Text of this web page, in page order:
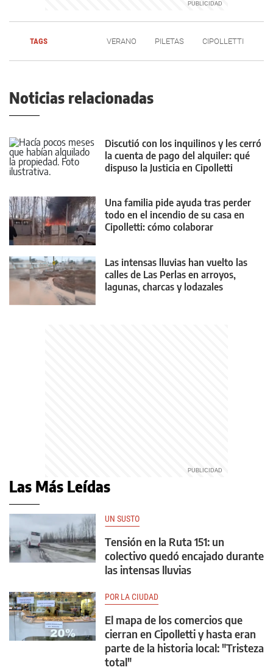
TAGS VERANO PILETAS CIPOLLETTI
Noticias relacionadas
Discutió con los inquilinos y les cerró
la cuenta de pago del alquiler: qué
dispuso la Justicia en Cipolletti
Una familia pide ayuda tras perder
todo en el incendio de su casa en
Cipolletti: cómo colaborar
Las intensas lluvias han vuelto las
calles de Las Perlas en arroyos,
lagunas, charcas y lodazales
Las Más Leídas
UN SUSTO
Tensión en la Ruta 151: un
colectivo quedó encajado durante
las intensas lluvias
POR LA CIUDAD
El mapa de los comercios que
cierran en Cipolletti y hasta eran
parte de la historia local: "Tristeza
total"